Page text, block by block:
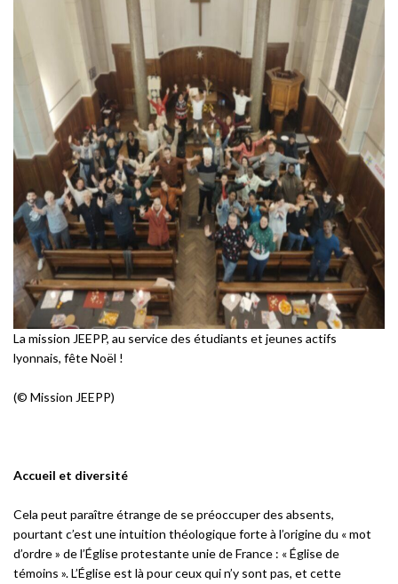
La mission JEEPP, au service des étudiants et jeunes actifs
lyonnais, fête Noël !
(© Mission JEEPP)
Accueil et diversité
Cela peut paraître étrange de se préoccuper des absents,
pourtant c’est une intuition théologique forte à l’origine du « mot
d’ordre » de l’Église protestante unie de France : « Église de
témoins ». L’Église est là pour ceux qui n’y sont pas, et cette